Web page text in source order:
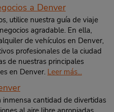
a Denver
utilice nuestra guía de viaje
agradable. En ella,
de vehículos en Denver,
profesionales de la ciudad
de nuestras principales
en Denver. Leer más...
cantidad de divertidas